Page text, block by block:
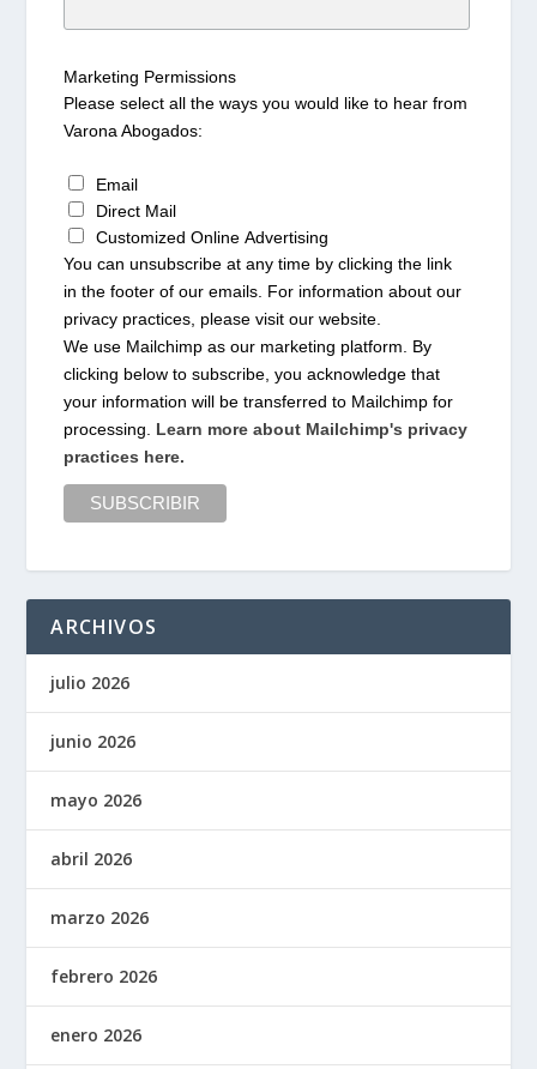
Marketing Permissions
Please select all the ways you would like to hear from
Varona Abogados:
Email
Direct Mail
Customized Online Advertising
You can unsubscribe at any time by clicking the link
in the footer of our emails. For information about our
privacy practices, please visit our website.
We use Mailchimp as our marketing platform. By
clicking below to subscribe, you acknowledge that
your information will be transferred to Mailchimp for
processing. Learn more about Mailchimp's privacy
practices here.
ARCHIVOS
julio 2026
junio 2026
mayo 2026
abril 2026
marzo 2026
febrero 2026
enero 2026